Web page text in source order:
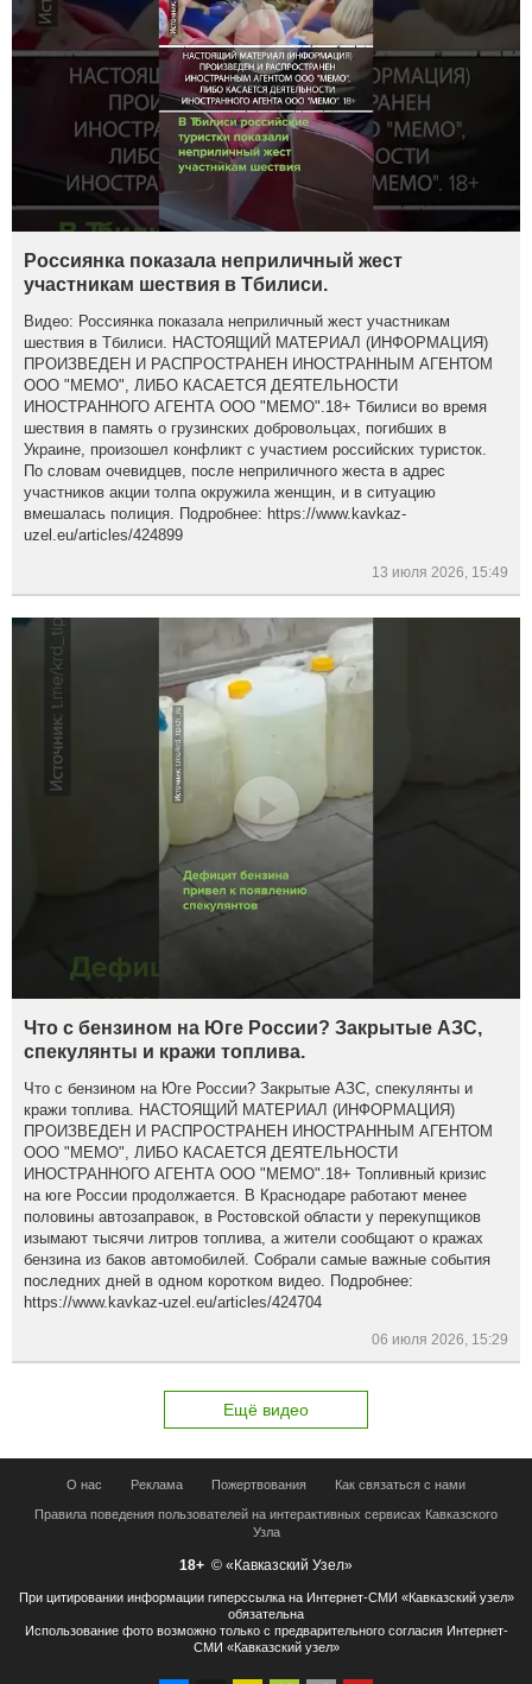
Россиянка показала неприличный жест
участникам шествия в Тбилиси.
Видео: Россиянка показала неприличный жест участникам
шествия в Тбилиси. НАСТОЯЩИЙ МАТЕРИАЛ (ИНФОРМАЦИЯ)
ПРОИЗВЕДЕН И РАСПРОСТРАНЕН ИНОСТРАННЫМ АГЕНТОМ
ООО "МЕМО", ЛИБО КАСАЕТСЯ ДЕЯТЕЛЬНОСТИ
ИНОСТРАННОГО АГЕНТА ООО "МЕМО".18+ Тбилиси во время
шествия в память о грузинских добровольцах, погибших в
Украине, произошел конфликт с участием российских туристок.
По словам очевидцев, после неприличного жеста в адрес
участников акции толпа окружила женщин, и в ситуацию
вмешалась полиция. Подробнее: https://www.kavkaz-
uzel.eu/articles/424899
13 июля 2026, 15:49
Что с бензином на Юге России? Закрытые АЗС,
спекулянты и кражи топлива.
Что с бензином на Юге России? Закрытые АЗС, спекулянты и
кражи топлива. НАСТОЯЩИЙ МАТЕРИАЛ (ИНФОРМАЦИЯ)
ПРОИЗВЕДЕН И РАСПРОСТРАНЕН ИНОСТРАННЫМ АГЕНТОМ
ООО "МЕМО", ЛИБО КАСАЕТСЯ ДЕЯТЕЛЬНОСТИ
ИНОСТРАННОГО АГЕНТА ООО "МЕМО".18+ Топливный кризис
на юге России продолжается. В Краснодаре работают менее
половины автозаправок, в Ростовской области у перекупщиков
изымают тысячи литров топлива, а жители сообщают о кражах
бензина из баков автомобилей. Собрали самые важные события
последних дней в одном коротком видео. Подробнее:
https://www.kavkaz-uzel.eu/articles/424704
06 июля 2026, 15:29
Ещё видео
О нас Реклама Пожертвования Как связаться с нами
Правила поведения пользователей на интерактивных сервисах Кавказского
Узла
18+ © «Кавказский Узел»
При цитировании информации гиперссылка на Интернет-СМИ «Кавказский узел»
обязательна
Использование фото возможно только с предварительного согласия Интернет-
СМИ «Кавказский узел»